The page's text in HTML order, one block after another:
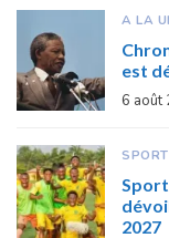
A LA
est
6 août
2027